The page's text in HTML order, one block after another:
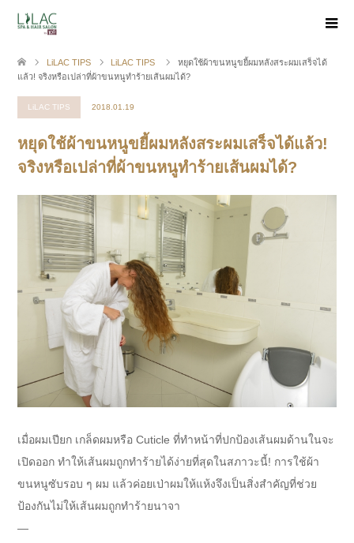
LiLAC TIPS LiLAC TIPS
หยุดใช้ผ้าขนหนูขยี้ผมหลังสระผมเสร็จได้
แล้ว! จริงหรือเปล่าที่ผ้าขนหนูทำร้ายเส้นผมได้?
LiLAC TIPS 2018.01.19
หยุดใช้ผ้าขนหนูขยี้ผมหลังสระผมเสร็จได้แล้ว!
จริงหรือเปล่าที่ผ้าขนหนูทำร้ายเส้นผมได้?
เมื่อผมเปียก เกล็ดผมหรือ Cuticle ที่ทำหน้าที่ปกป้องเส้นผมด้านในจะ
เปิดออก ทำให้เส้นผมถูกทำร้ายได้ง่ายที่สุดในสภาวะนี้! การใช้ผ้า
ขนหนูซับรอบ ๆ ผม แล้วค่อยเป่าผมให้แห้งจึงเป็นสิ่งสำคัญที่ช่วย
ป้องกันไม่ให้เส้นผมถูกทำร้ายนาจา
—